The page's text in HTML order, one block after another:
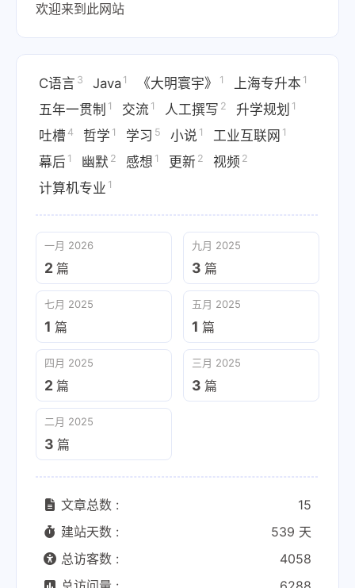
欢迎来到此网站
C语言 3 Java 1 《大明寰宇》 1 上海专升本 1
五年一贯制 1 交流 1 人工撰写 2 升学规划 1
吐槽 4 哲学 1 学习 5 小说 1 工业互联网 1
幕后 1 幽默 2 感想 1 更新 2 视频 2
计算机专业 1
一月 2026
2 篇
九月 2025
3 篇
七月 2025
1 篇
五月 2025
1 篇
四月 2025
2 篇
三月 2025
3 篇
二月 2025
3 篇
文章总数 :
15
建站天数 :
539 天
总访客数 :
4058